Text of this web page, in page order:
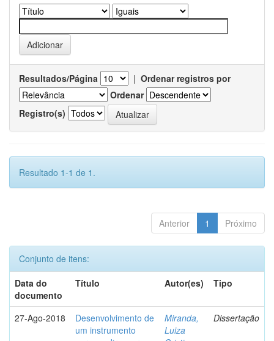
Resultados/Página | Ordenar registros por
Ordenar
Registro(s)
Resultado 1-1 de 1.
Anterior 1 Próximo
Conjunto de itens:
Data do
documento
Título Autor(es) Tipo
27-Ago-2018
Desenvolvimento de
um instrumento
Miranda,
Luiza
Dissertação